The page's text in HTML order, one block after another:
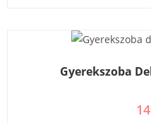
Gyerekszoba